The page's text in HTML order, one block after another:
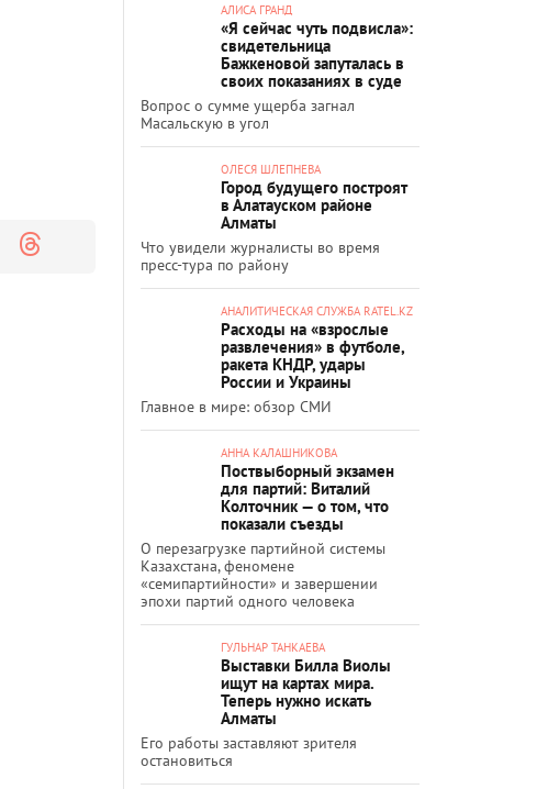
АЛИСА ГРАНД
«Я сейчас чуть подвисла»:
свидетельница
Бажкеновой запуталась в
своих показаниях в суде
Вопрос о сумме ущерба загнал
Масальскую в угол
ОЛЕСЯ ШЛЕПНЕВА
Город будущего построят
в Алатауском районе
Алматы
Что увидели журналисты во время
пресс-тура по району
АНАЛИТИЧЕСКАЯ СЛУЖБА RATEL.KZ
Расходы на «взрослые
развлечения» в футболе,
ракета КНДР, удары
России и Украины
Главное в мире: обзор СМИ
АННА КАЛАШНИКОВА
Поствыборный экзамен
для партий: Виталий
Колточник — о том, что
показали съезды
О перезагрузке партийной системы
Казахстана, феномене
«семипартийности» и завершении
эпохи партий одного человека
ГУЛЬНАР ТАНКАЕВА
Выставки Билла Виолы
ищут на картах мира.
Теперь нужно искать
Алматы
Его работы заставляют зрителя
остановиться